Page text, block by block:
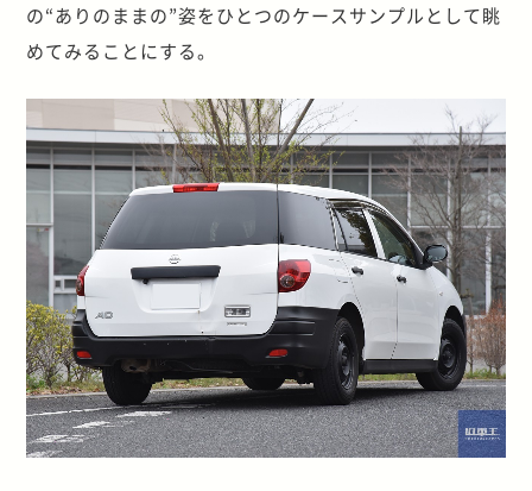
の“ありのままの”姿をひとつのケースサンプルとして眺
めてみることにする。